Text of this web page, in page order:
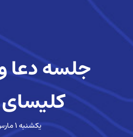
جلسه
یکشنبه ۱ مارس ۲۰۲۰